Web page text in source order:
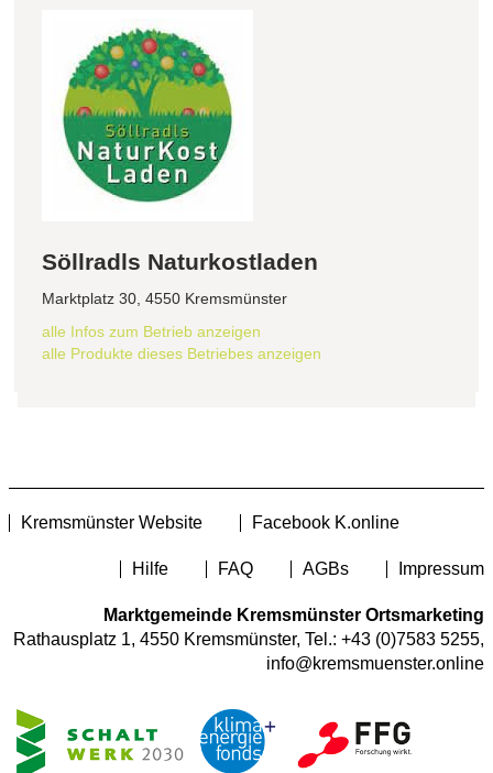
Söllradls Naturkostladen
Marktplatz 30, 4550 Kremsmünster
alle Infos zum Betrieb anzeigen
alle Produkte dieses Betriebes anzeigen
Kremsmünster Website Facebook K.online
Hilfe FAQ AGBs Impressum
Marktgemeinde Kremsmünster Ortsmarketing
Rathausplatz 1, 4550 Kremsmünster, Tel.: +43 (0)7583 5255,
info@kremsmuenster.online